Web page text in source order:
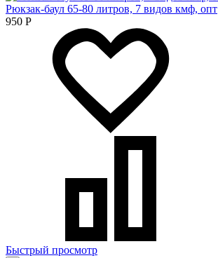
Рюкзак-баул 65-80 литров, 7 видов кмф, опт
950 Р
Быстрый просмотр